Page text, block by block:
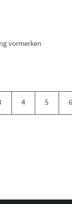
vormerken
4 5 6